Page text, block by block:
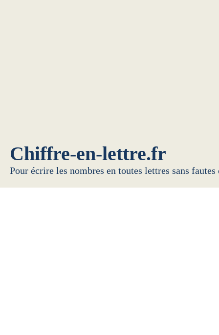
Chiffre-en-lettre.fr
Pour écrire les nombres en toutes lettres sans